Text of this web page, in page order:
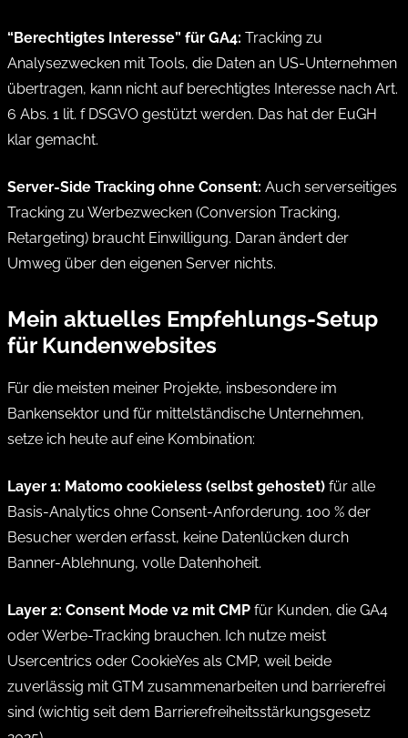
“Berechtigtes Interesse” für GA4: Tracking zu
Analysezwecken mit Tools, die Daten an US-Unternehmen
übertragen, kann nicht auf berechtigtes Interesse nach Art.
6 Abs. 1 lit. f DSGVO gestützt werden. Das hat der EuGH
klar gemacht.
Server-Side Tracking ohne Consent: Auch serverseitiges
Tracking zu Werbezwecken (Conversion Tracking,
Retargeting) braucht Einwilligung. Daran ändert der
Umweg über den eigenen Server nichts.
Mein aktuelles Empfehlungs-Setup
für Kundenwebsites
Für die meisten meiner Projekte, insbesondere im
Bankensektor und für mittelständische Unternehmen,
setze ich heute auf eine Kombination:
Layer 1: Matomo cookieless (selbst gehostet) für alle
Basis-Analytics ohne Consent-Anforderung. 100 % der
Besucher werden erfasst, keine Datenlücken durch
Banner-Ablehnung, volle Datenhoheit.
Layer 2: Consent Mode v2 mit CMP für Kunden, die GA4
oder Werbe-Tracking brauchen. Ich nutze meist
Usercentrics oder CookieYes als CMP, weil beide
zuverlässig mit GTM zusammenarbeiten und barrierefrei
sind (wichtig seit dem Barrierefreiheitsstärkungsgesetz